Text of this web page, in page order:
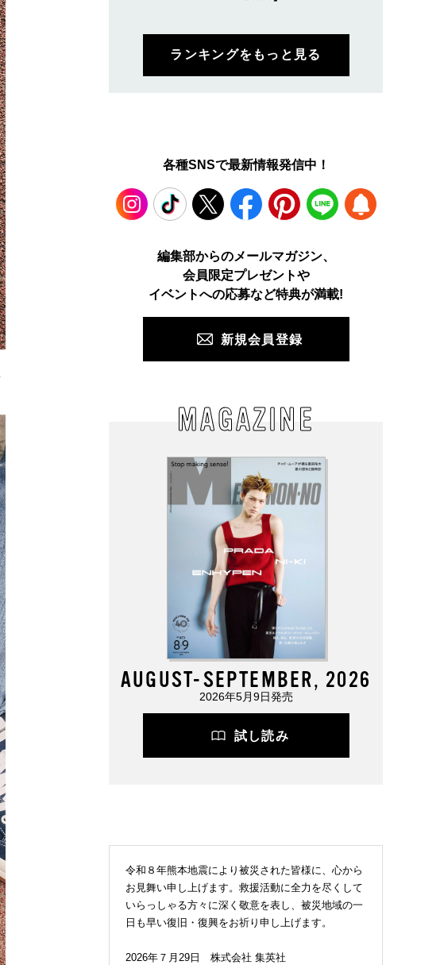
ランキングをもっと見る
各種SNSで最新情報発信中！
TikTok Facebook Pinterest LINE
編集部からのメールマガジン、
会員限定プレゼントや
イベントへの応募など特典が満載!
新規会員登録
MAGAZINE
AUGUST-SEPTEMBER, 2026
2026年5月9日発売
試し読み
令和８年熊本地震により被災された皆様に、心から
お見舞い申し上げます。救援活動に全力を尽くして
いらっしゃる方々に深く敬意を表し、被災地域の一
日も早い復旧・復興をお祈り申し上げます。
2026年７月29日 株式会社 集英社